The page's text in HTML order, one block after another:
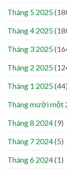
Tháng 5 2025
Tháng 4 2025
Tháng 3 2025
Tháng 2 2025
Tháng 1 2025(44)
Tháng mười một
Tháng 8 2024(9)
Tháng 7 2024(5)
Tháng 6 2024(1)